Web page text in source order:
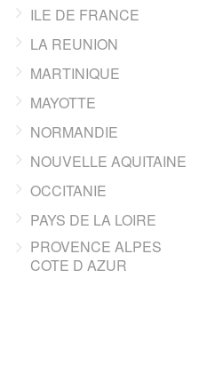
ILE DE FRANCE
LA REUNION
MARTINIQUE
MAYOTTE
NORMANDIE
NOUVELLE AQUITAINE
OCCITANIE
PAYS DE LA LOIRE
PROVENCE ALPES
COTE D AZUR